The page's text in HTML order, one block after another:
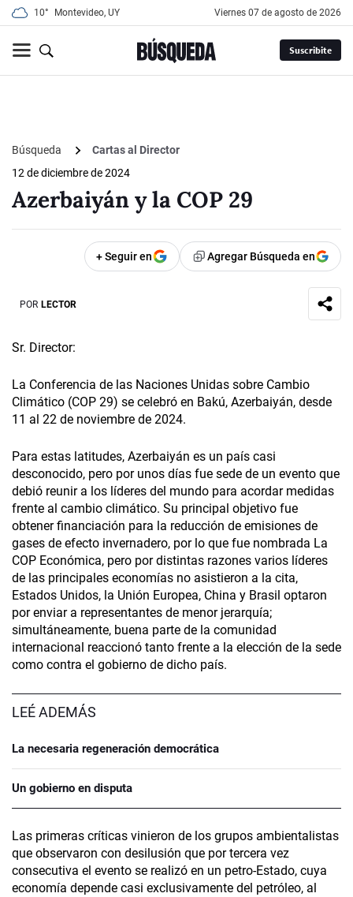
10° Montevideo, UY viernes 07 de agosto de 2026
Suscribite
Búsqueda
Cartas al Director
12 de diciembre de 2024
Azerbaiyán y la COP 29
+ Seguir en Agregar Búsqueda en
POR LECTOR
Sr. Director:
La Conferencia de las Naciones Unidas sobre Cambio
Climático (COP 29) se celebró en Bakú, Azerbaiyán, desde
11 al 22 de noviembre de 2024.
Para estas latitudes, Azerbaiyán es un país casi
desconocido, pero por unos días fue sede de un evento que
debió reunir a los líderes del mundo para acordar medidas
frente al cambio climático. Su principal objetivo fue
obtener financiación para la reducción de emisiones de
gases de efecto invernadero, por lo que fue nombrada La
COP Económica, pero por distintas razones varios líderes
de las principales economías no asistieron a la cita,
Estados Unidos, la Unión Europea, China y Brasil optaron
por enviar a representantes de menor jerarquía;
simultáneamente, buena parte de la comunidad
internacional reaccionó tanto frente a la elección de la sede
como contra el gobierno de dicho país.
LEÉ ADEMÁS
La necesaria regeneración democrática
Un gobierno en disputa
Las primeras críticas vinieron de los grupos ambientalistas
que observaron con desilusión que por tercera vez
consecutiva el evento se realizó en un petro-Estado, cuya
economía depende casi exclusivamente del petróleo, al